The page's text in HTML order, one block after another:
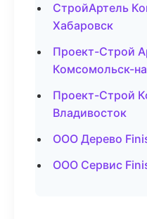
СтройАртель
Хабаровск
Проект-Строй
Комсомольск-
Проект-Строй
Владивосток
ООО Дерево
ООО Сервис